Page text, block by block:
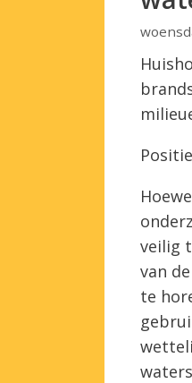
veilig
van
te